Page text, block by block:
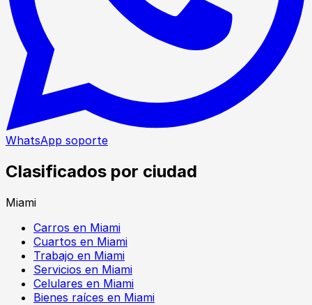
WhatsApp soporte
Clasificados por ciudad
Miami
Carros en Miami
Cuartos en Miami
Trabajo en Miami
Servicios en Miami
Celulares en Miami
Bienes raíces en Miami